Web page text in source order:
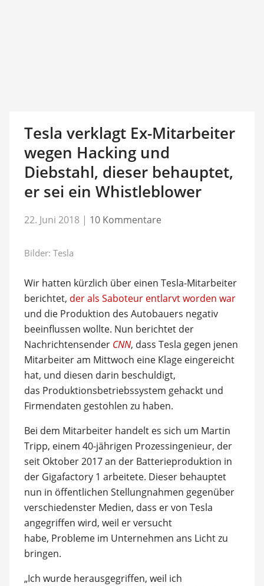
Tesla verklagt Ex-Mitarbeiter
wegen Hacking und
Diebstahl, dieser behauptet,
er sei ein Whistleblower
22. Juni 2018 | 10 Kommentare
Bilder: Tesla
Wir hatten kürzlich über einen Tesla-Mitarbeiter
berichtet, der als Saboteur entlarvt worden war
und die Produktion des Autobauers negativ
beeinflussen wollte. Nun berichtet der
Nachrichtensender CNN, dass Tesla gegen jenen
Mitarbeiter am Mittwoch eine Klage eingereicht
hat, und diesen darin beschuldigt,
das Produktionsbetriebssystem gehackt und
Firmendaten gestohlen zu haben.
Bei dem Mitarbeiter handelt es sich um Martin
Tripp, einem 40-jährigen Prozessingenieur, der
seit Oktober 2017 an der Batterieproduktion in
der Gigafactory 1 arbeitete. Dieser behauptet
nun in öffentlichen Stellungnahmen gegenüber
verschiedenster Medien, dass er von Tesla
angegriffen wird, weil er versucht
habe, Probleme im Unternehmen ans Licht zu
bringen.
„Ich wurde herausgegriffen, weil ich